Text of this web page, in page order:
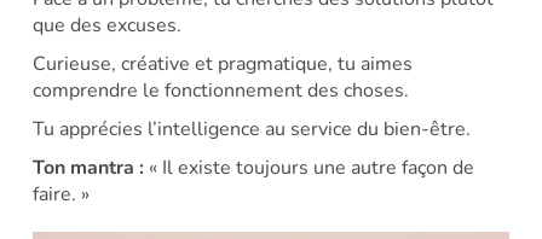
que des excuses.
Curieuse, créative et pragmatique, tu aimes
comprendre le fonctionnement des choses.
Tu apprécies l’intelligence au service du bien-être.
Ton mantra : « Il existe toujours une autre façon de
faire. »